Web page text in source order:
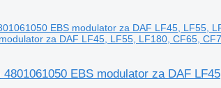
za DAF LF45, LF55, LF180, CF65,
EBS modulator za DAF